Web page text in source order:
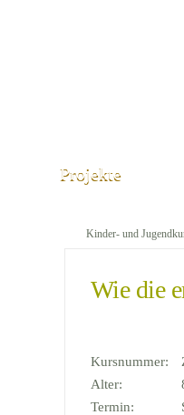
Projekte
Kinder- und
Wie die
Kursnummer:
Alter:
Termin: